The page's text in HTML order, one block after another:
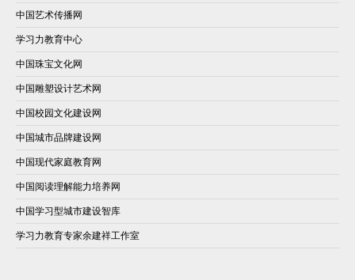
中国艺术传播网
学习力教育中心
中国珠宝文化网
中国雕塑设计艺术网
中国校园文化建设网
中国城市品牌建设网
中国现代家庭教育网
中国阅读理解能力培养网
中国学习型城市建设智库
学习力教育专家余建祥工作室